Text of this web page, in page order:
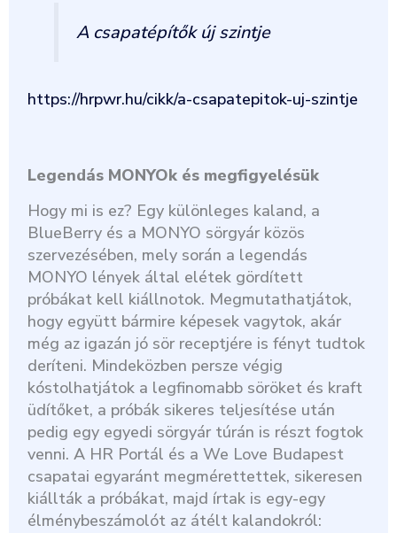
A csapatépítők új szintje
https://hrpwr.hu/cikk/a-csapatepitok-uj-szintje
Legendás MONYOk és megfigyelésük
Hogy mi is ez? Egy különleges kaland, a
BlueBerry és a MONYO sörgyár közös
szervezésében, mely során a legendás
MONYO lények által elétek gördített
próbákat kell kiállnotok. Megmutathatjátok,
hogy együtt bármire képesek vagytok, akár
még az igazán jó sör receptjére is fényt tudtok
deríteni. Mindeközben persze végig
kóstolhatjátok a legfinomabb söröket és kraft
üdítőket, a próbák sikeres teljesítése után
pedig egy egyedi sörgyár túrán is részt fogtok
venni. A HR Portál és a We Love Budapest
csapatai egyaránt megmérettettek, sikeresen
kiállták a próbákat, majd írtak is egy-egy
élménybeszámolót az átélt kalandokról: